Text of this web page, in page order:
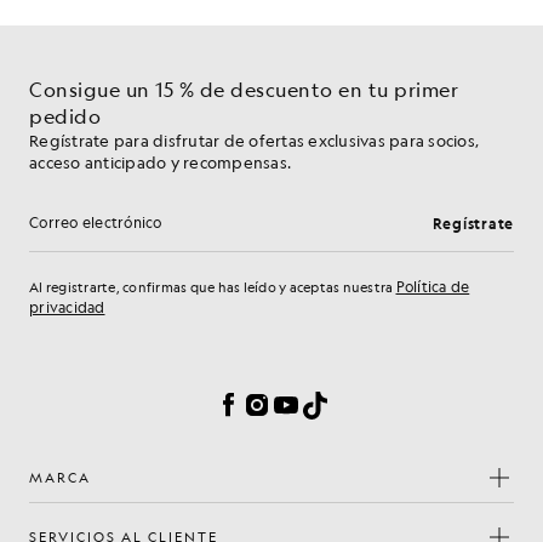
Consigue un 15 % de descuento en tu primer
pedido
Regístrate para disfrutar de ofertas exclusivas para socios,
acceso anticipado y recompensas.
Dirección de correo electrónico Regístrate
Al registrarte, confirmas que has leído y aceptas nuestra Política de
privacidad
Facebook
Instagram
YouTube
TikTok
MARCA
SERVICIOS AL CLIENTE